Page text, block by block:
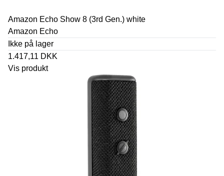
Amazon Echo Show 8 (3rd Gen.) white
Amazon Echo
Ikke på lager
1.417,11 DKK
Vis produkt